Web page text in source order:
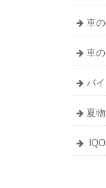
車
車
バ
夏